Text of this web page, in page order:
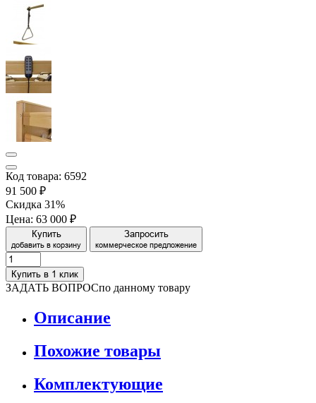
Код товара: 6592
91 500 ₽
Скидка 31%
Цена: 63 000 ₽
Купить
добавить в корзину
Запросить
коммерческое предложение
Купить в 1 клик
ЗАДАТЬ ВОПРОСпо данному товару
Описание
Похожие товары
Комплектующие